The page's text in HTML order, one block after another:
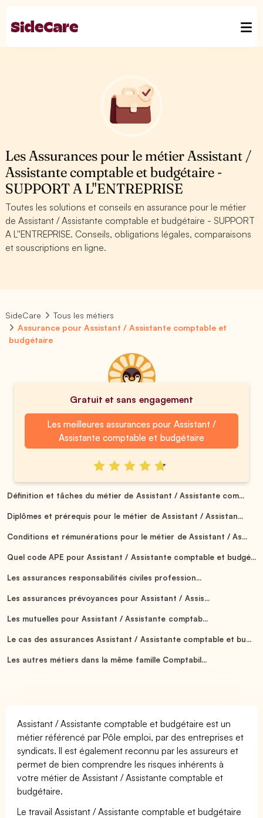
Les Assurances pour le métier Assistant /
Assistante comptable et budgétaire -
SUPPORT A L''ENTREPRISE
Toutes les solutions et conseils en assurance pour le métier
de Assistant / Assistante comptable et budgétaire - SUPPORT
A L''ENTREPRISE. Conseils, obligations légales, comparaisons
et souscriptions en ligne.
SideCare
Tous les métiers
Assurance pour Assistant / Assistante comptable et
budgétaire
Gratuit et sans engagement
Les meilleures assurances pour Assistant /
Assistante comptable et budgétaire
Définition et tâches du métier de Assistant / Assistante com...
Diplômes et prérequis pour le métier de Assistant / Assistan...
Conditions et rémunérations pour le métier de Assistant / As...
Quel code APE pour Assistant / Assistante comptable et budgé...
Les assurances responsabilités civiles profession...
Les assurances prévoyances pour Assistant / Assis...
Les mutuelles pour Assistant / Assistante comptab...
Le cas des assurances Assistant / Assistante comptable et bu...
Les autres métiers dans la même famille Comptabil...
Assistant / Assistante comptable et budgétaire est un
métier référencé par Pôle emploi, par des entreprises et
syndicats. Il est également reconnu par les assureurs et
permet de bien comprendre les risques inhérents à
votre métier de Assistant / Assistante comptable et
budgétaire.
Le travail Assistant / Assistante comptable et budgétaire